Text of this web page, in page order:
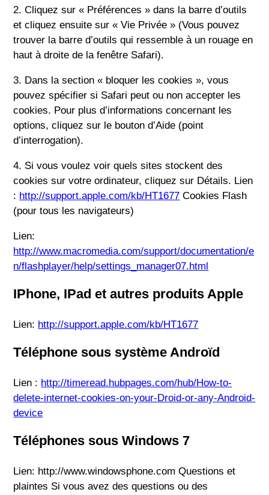
2. Cliquez sur « Préférences » dans la barre d’outils
et cliquez ensuite sur « Vie Privée » (Vous pouvez
trouver la barre d’outils qui ressemble à un rouage en
haut à droite de la fenêtre Safari).
3. Dans la section « bloquer les cookies », vous
pouvez spécifier si Safari peut ou non accepter les
cookies. Pour plus d’informations concernant les
options, cliquez sur le bouton d’Aide (point
d’interrogation).
4. Si vous voulez voir quels sites stockent des
cookies sur votre ordinateur, cliquez sur Détails. Lien
: http://support.apple.com/kb/HT1677 Cookies Flash
(pour tous les navigateurs)
Lien:
http://www.macromedia.com/support/documentation/e
n/flashplayer/help/settings_manager07.html
IPhone, IPad et autres produits Apple
Lien: http://support.apple.com/kb/HT1677
Téléphone sous système Androïd
Lien : http://timeread.hubpages.com/hub/How-to-
delete-internet-cookies-on-your-Droid-or-any-Android-
device
Téléphones sous Windows 7
Lien: http://www.windowsphone.com Questions et
plaintes Si vous avez des questions ou des